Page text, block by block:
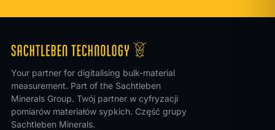
Your partner for digitalising bulk-material
measurement. Part of the Sachtleben
Minerals Group. Twój partner w cyfryzacji
pomiarów materiałów sypkich. Część grupy
Sachtleben Minerals.